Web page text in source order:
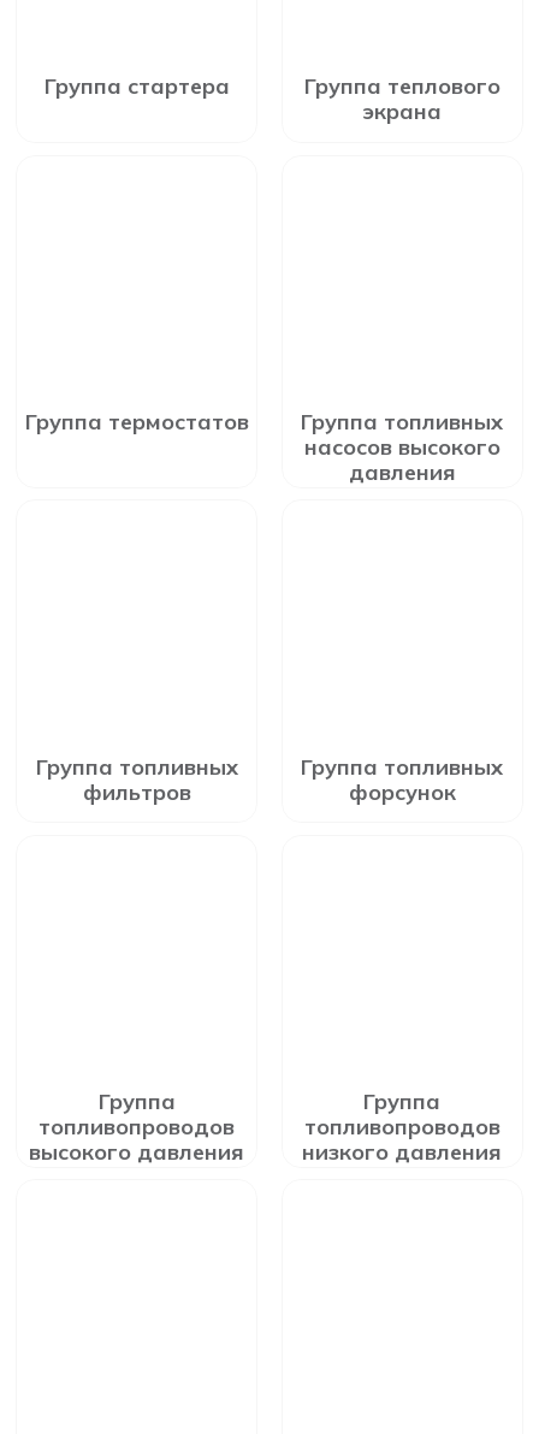
Группа стартера
Группа теплового
экрана
Группа термостатов
Группа топливных
насосов высокого
давления
Группа топливных
фильтров
Группа топливных
форсунок
Группа
топливопроводов
высокого давления
Группа
топливопроводов
низкого давления